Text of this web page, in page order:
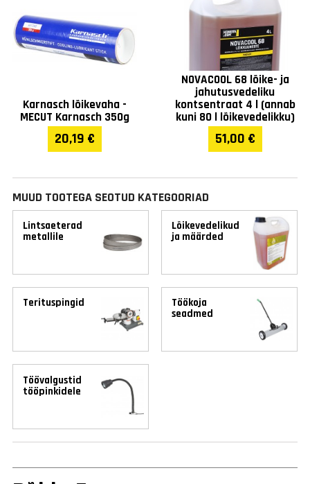
Karnasch lõikevaha -
MECUT Karnasch 350g
20,19 €
NOVACOOL 68 lõike- ja
jahutusvedeliku
kontsentraat 4 l (annab
kuni 80 l lõikevedelikku)
51,00 €
MUUD TOOTEGA SEOTUD KATEGOORIAD
Lintsaeterad
metallile
Lõikevedelikud
ja määrded
Terituspingid
Töökoja
seadmed
Töövalgustid
tööpinkidele